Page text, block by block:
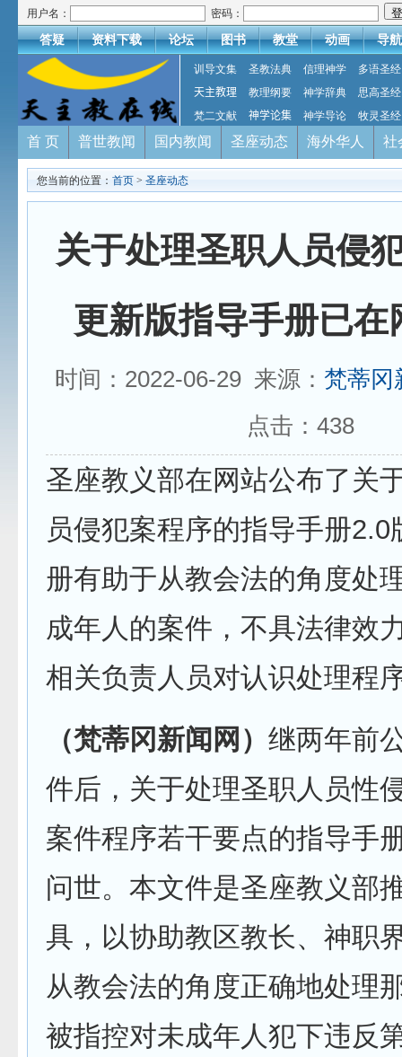
用户名： 密码：
答疑 资料下载 论坛 图书 教堂 动画 导航
训导文集 圣教法典 信理神学
多语圣经
天主教理
教理纲要 神学辞典
思高圣经
梵二文献
神学论集 神学导论 牧灵圣经
首 页 普世教闻 国内教闻 圣座动态 海外华人 社
您当前的位置： 首页 > 圣座动态
关于处理圣职人员侵
更新版指导手册已在
时间：2022-06-29 来源： 梵蒂冈
点击： 438
圣座教义部在网站公布了关
员侵犯案程序的指导手册2.0
册有助于从教会法的角度处
成年人的案件，不具法律效
相关负责人员对认识处理程
（梵蒂冈新闻网） 继两年前
件后，关于处理圣职人员性
案件程序若干要点的指导手
问世。本文件是圣座教义部
具，以协助教区教长、神职
从教会法的角度正确地处理
被指控对未成年人犯下违反